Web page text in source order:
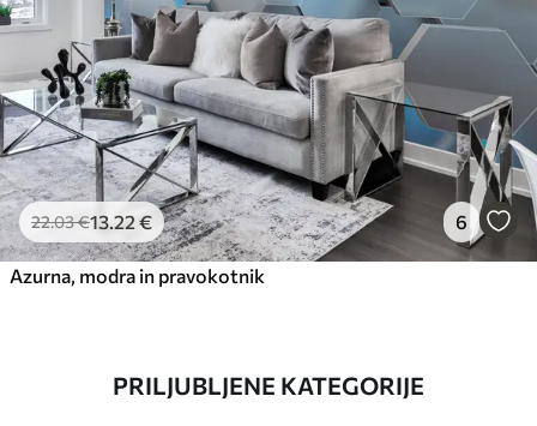
22.03€13.22 € 6
Azurna, modra in pravokotnik
PRILJUBLJENE KATEGORIJE